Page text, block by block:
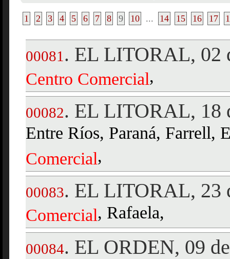
1 2 3 4 5 6 7 8 9 10 ... 14 15 16 17
00081 . EL LITORAL, 02
Centro Comercial,
00082. EL LITORAL, 18
Entre Ríos, Paraná, Farrell,
Comercial,
00083. EL LITORAL, 23
Comercial, Rafaela,
00084. EL ORDEN, 09